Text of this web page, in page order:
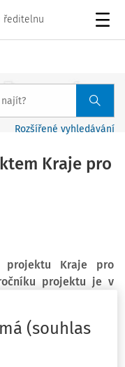
ředitelnu
Rozšířené vyhledávání
Kraje pro
projektu Kraje pro
projektu je v
škol.
(souhlas